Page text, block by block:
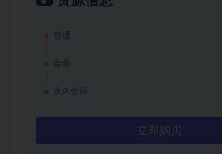
普通
会员
永久会员
立即购买